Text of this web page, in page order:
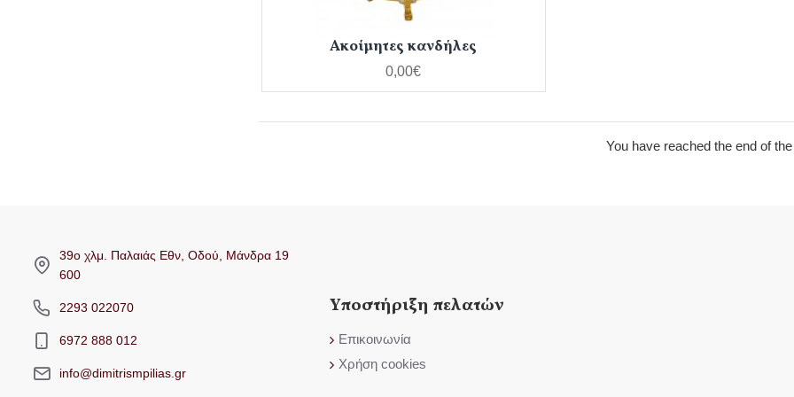
Ακοίμητες κανδήλες
0,00€
You have reached the end of
39ο χλμ. Παλαιάς Εθν, Οδού, Μάνδρα 19
600
2293 022070
6972 888 012
info@dimitrismpilias.gr
Υποστήριξη πελατών
Επικοινωνία
Χρήση cookies